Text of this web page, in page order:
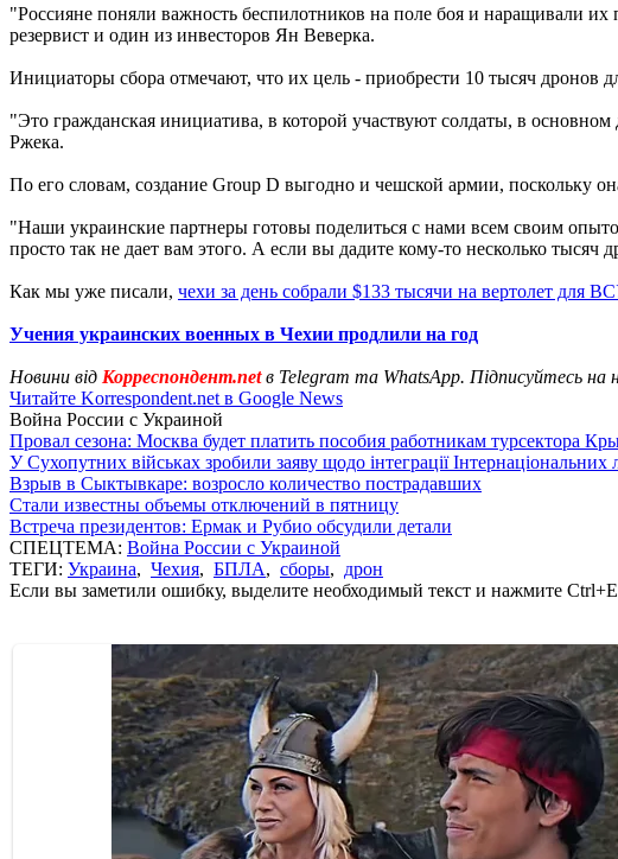
"Россияне поняли важность беспилотников на поле боя и наращивали
резервист и один из инвесторов Ян Веверка.
Инициаторы сбора отмечают, что их цель - приобрести 10 тысяч дронов
"Это гражданская инициатива, в которой участвуют солдаты, в
Ржека.
По его словам, создание Group D выгодно и чешской армии, поскольку
"Наши украинские партнеры готовы поделиться с нами всем своим
просто так не дает вам этого. А если вы дадите кому-то несколько тысяч
Как мы уже писали, чехи за день собрали $133 тысячи на вертолет для
Учения украинских военных в Чехии продлили на год
Новини від Корреспондент.netв Telegram та WhatsApp. Підписуйтесь на
Читайте Korrespondent.net в Google News
Война России с Украиной
Провал сезона: Москва будет платить пособия работникам турсектора
У Сухопутних військах зробили заяву щодо інтеграції Інтернаціональних
Взрыв в Сыктывкаре: возросло количество пострадавших
Стали известны объемы отключений в пятницу
Встреча президентов: Ермак и Рубио обсудили детали
СПЕЦТЕМА: Война России с Украиной
ТЕГИ: Украина, Чехия, БПЛА, сборы, дрон
Если вы заметили ошибку, выделите необходимый текст и нажмите